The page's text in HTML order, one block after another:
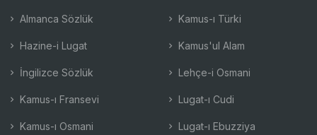
Almanca Sözlük
Hazine-i Lugat
İngilizce Sözlük
Kamus-ı Fransevi
Kamus-ı Osmani
Kamus-ı Türki
Kamus'ul Alam
Lehçe-i Osmani
Lugat-ı Cudi
Lugat-ı Ebuzziya